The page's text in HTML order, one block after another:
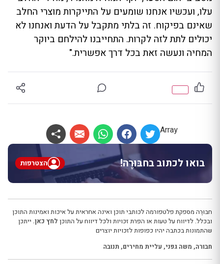
עלו, ועכשיו אנחנו שומעים על התייקרות מוצרי החלב
שאינם בפיקוח. זה בלתי מתקבל על הדעת ואנחנו לא
יכולים לתת לזה לקרות. התחייבנו להילחם ביוקר
המחיה ונעשה זאת בכל דרך אפשרית."
Array
בואו לכתוב בחבּוּרֶה! הצטרפות
חבּוּרֶה מספקת פלטפורמה לכותבי תוכן ואינה אחראית על איכות ואמינות התוכן
ובכלל. לדיווח על טעות או הפרת זכויות ולכל דיווח על התוכן לחץ כאן. ייתכן
שהתמונות בכתבה יהיו כפופות לזכויות יוצרים
חבורה, משה גפני, עליית מחירים, תנובה